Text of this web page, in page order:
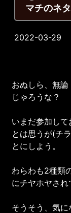
マチのネ
2022-03-29
おぬしら、無
じゃろうな？
いまだ参加し
とは思うが(チ
とにしよう。
わらわも2種類
にチヤホヤされ
そうそう、気